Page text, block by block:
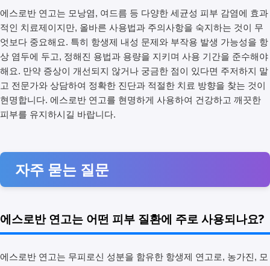
에스로반 연고는 모낭염, 여드름 등 다양한 세균성 피부 감염에 효과
적인 치료제이지만, 올바른 사용법과 주의사항을 숙지하는 것이 무
엇보다 중요해요. 특히 항생제 내성 문제와 부작용 발생 가능성을 항
상 염두에 두고, 정해진 용법과 용량을 지키며 사용 기간을 준수해야
해요. 만약 증상이 개선되지 않거나 궁금한 점이 있다면 주저하지 말
고 전문가와 상담하여 정확한 진단과 적절한 치료 방향을 찾는 것이
현명합니다. 에스로반 연고를 현명하게 사용하여 건강하고 깨끗한
피부를 유지하시길 바랍니다.
자주 묻는 질문
에스로반 연고는 어떤 피부 질환에 주로 사용되나요?
에스로반 연고는 무피로신 성분을 함유한 항생제 연고로, 농가진, 모